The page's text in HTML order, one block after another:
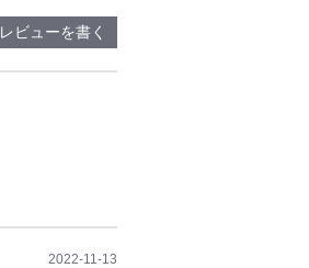
レビューを書く
2022-11-13